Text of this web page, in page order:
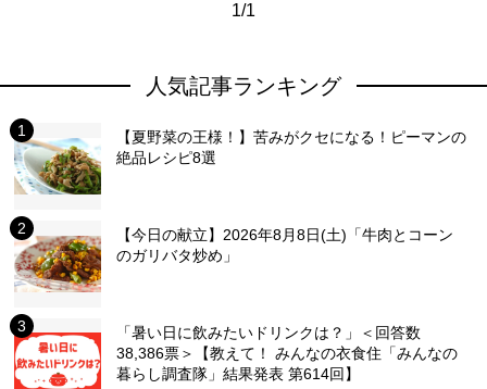
1/1
人気記事ランキング
【夏野菜の王様！】苦みがクセになる！ピーマンの
絶品レシピ8選
【今日の献立】2026年8月8日(土)「牛肉とコーン
のガリバタ炒め」
「暑い日に飲みたいドリンクは？」＜回答数
38,386票＞【教えて！ みんなの衣食住「みんなの
暮らし調査隊」結果発表 第614回】